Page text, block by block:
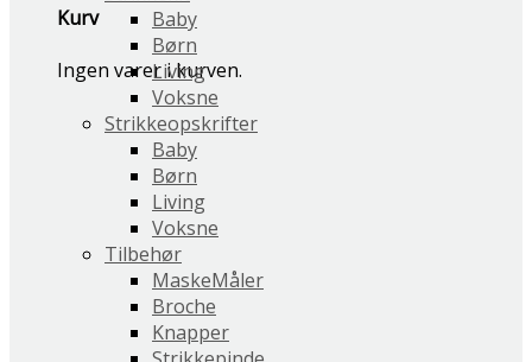
Kurv
Ingen varer i kurven.
Baby
Børn
Living
Voksne
Strikkeopskrifter
Baby
Børn
Living
Voksne
Tilbehør
MaskeMåler
Broche
Knapper